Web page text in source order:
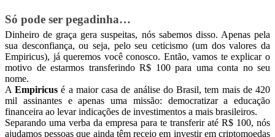
Só pode ser pegadinha…
Dinheiro de graça gera suspeitas, nós sabemos disso. Apenas pela
sua desconfiança, ou seja, pelo seu ceticismo (um dos valores da
Empiricus), já queremos você conosco. Então, vamos te explicar o
motivo de estarmos transferindo R$ 100 para uma conta no seu
nome.
AEmpiricus é a maior casa de análise do Brasil, tem mais de 420
mil assinantes e apenas uma missão: democratizar a educação
financeira ao levar indicações de investimentos a mais brasileiros.
Separando uma verba da empresa para te transferir até R$ 100, nós
ajudamos pessoas que ainda têm receio em investir em criptomoedas